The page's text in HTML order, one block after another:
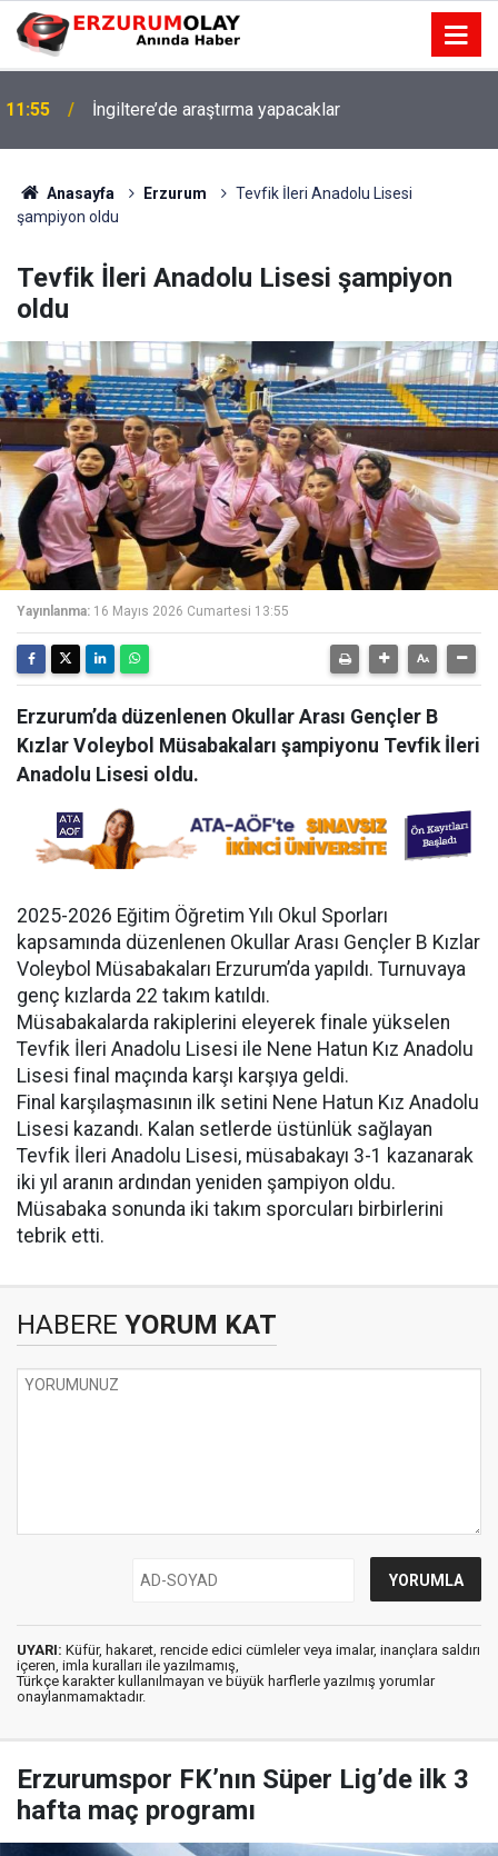
11:55 İngiltere’de araştırma yapacaklar
Anasayfa Erzurum
Tevfik İleri Anadolu Lisesi
şampiyon oldu
Tevfik İleri Anadolu Lisesi şampiyon
oldu
Yayınlanma: 16 Mayıs 2026 Cumartesi 13:55
Erzurum’da düzenlenen Okullar Arası Gençler B
Kızlar Voleybol Müsabakaları şampiyonu Tevfik İleri
Anadolu Lisesi oldu.
2025-2026 Eğitim Öğretim Yılı Okul Sporları
kapsamında düzenlenen Okullar Arası Gençler B Kızlar
Voleybol Müsabakaları Erzurum’da yapıldı. Turnuvaya
genç kızlarda 22 takım katıldı.
Müsabakalarda rakiplerini eleyerek finale yükselen
Tevfik İleri Anadolu Lisesi ile Nene Hatun Kız Anadolu
Lisesi final maçında karşı karşıya geldi.
Final karşılaşmasının ilk setini Nene Hatun Kız Anadolu
Lisesi kazandı. Kalan setlerde üstünlük sağlayan
Tevfik İleri Anadolu Lisesi, müsabakayı 3-1 kazanarak
iki yıl aranın ardından yeniden şampiyon oldu.
Müsabaka sonunda iki takım sporcuları birbirlerini
tebrik etti.
HABERE YORUM KAT
UYARI: Küfür, hakaret, rencide edici cümleler veya imalar, inançlara saldırı
içeren, imla kuralları ile yazılmamış,
Türkçe karakter kullanılmayan ve büyük harflerle yazılmış yorumlar
onaylanmamaktadır.
Erzurumspor FK’nın Süper Lig’de ilk 3
hafta maç programı